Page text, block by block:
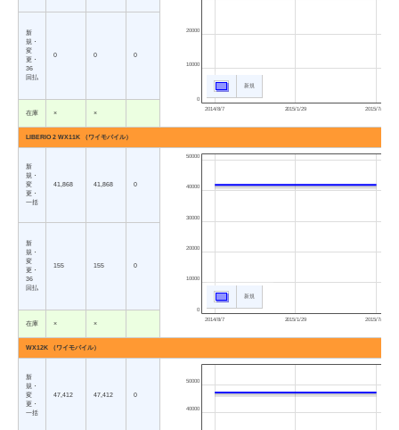
2014/8/7 2015/1/29 2015/7/23
0
10000
20000
新規
新
規・
変
更・
36
回払
0 0 0
在庫 × ×
LIBERIO 2 WX11K （ワイモバイル）
新
規・
変
更・
一括
41,868 41,868 0
2014/8/7 2015/1/29 2015/7/23
0
10000
20000
30000
40000
50000
新規
新
規・
変
更・
36
回払
155 155 0
在庫 × ×
WX12K （ワイモバイル）
新
規・
変
更・
一括
47,412 47,412 0
40000
50000